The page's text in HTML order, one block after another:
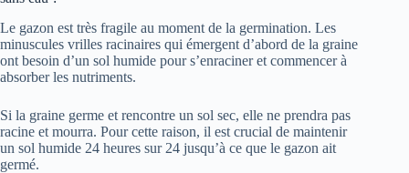
Le gazon est très fragile au moment de la germination. Les
minuscules vrilles racinaires qui émergent d’abord de la graine
ont besoin d’un sol humide pour s’enraciner et commencer à
absorber les nutriments.
Si la graine germe et rencontre un sol sec, elle ne prendra pas
racine et mourra. Pour cette raison, il est crucial de maintenir
un sol humide 24 heures sur 24 jusqu’à ce que le gazon ait
germé.